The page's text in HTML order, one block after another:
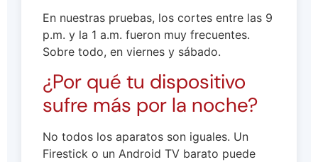
En nuestras pruebas, los cortes entre las 9
p.m. y la 1 a.m. fueron muy frecuentes.
Sobre todo, en viernes y sábado.
¿Por qué tu dispositivo
sufre más por la noche?
No todos los aparatos son iguales. Un
Firestick o un Android TV barato puede